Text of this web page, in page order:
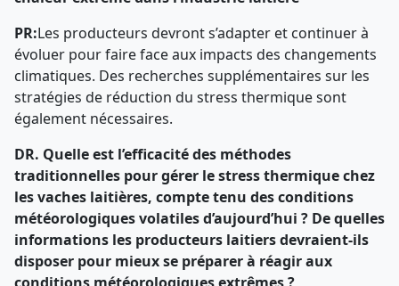
PR:Les producteurs devront s’adapter et continuer à
évoluer pour faire face aux impacts des changements
climatiques. Des recherches supplémentaires sur les
stratégies de réduction du stress thermique sont
également nécessaires.
DR. Quelle est l’efficacité des méthodes
traditionnelles pour gérer le stress thermique chez
les vaches laitières, compte tenu des conditions
météorologiques volatiles d’aujourd’hui ? De quelles
informations les producteurs laitiers devraient-ils
disposer pour mieux se préparer à réagir aux